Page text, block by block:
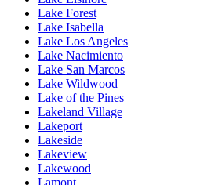
Lake Forest
Lake Isabella
Lake Los Angeles
Lake Nacimiento
Lake San Marcos
Lake Wildwood
Lake of the Pines
Lakeland Village
Lakeport
Lakeside
Lakeview
Lakewood
Lamont